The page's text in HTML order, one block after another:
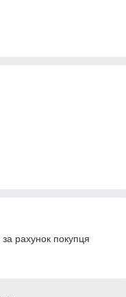
рахунок покупця